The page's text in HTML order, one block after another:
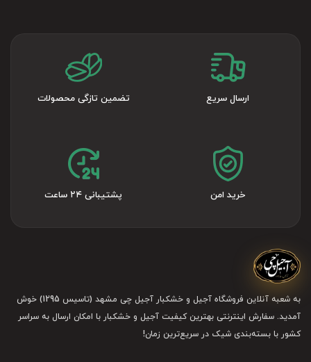
تأمین انرژی پایدار
کمک به تنظیم کلسترول
منبع فیبر مفید برای گوارش
انواع فندق شور موجود در فروشگاه
در فروشگاه آنلاین آجیلچی شما می‌توانید از
هر کدام را که بخواهید انتخاب کنید:
فندق نمکی ایرانی درجه یک
ارسال سریع تضمین تازگی محصولات
خرید امن پشتیبانی ۲۴ ساعت
به شعبه آنلاین فروشگاه آجیل و خشکبار آجیل چی مشهد (تاسیس 1295) خوش
آمدید. سفارش اینترنتی بهترین کیفیت آجیل و خشکبار با امکان ارسال به سراسر
کشور با بسته‌بندی شیک در سریع‌ترین زمان!